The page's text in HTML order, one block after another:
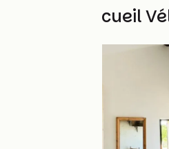
Weitere Accueil